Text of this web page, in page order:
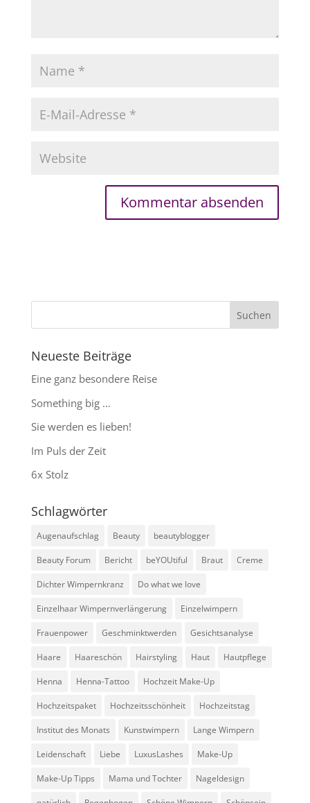
Neueste Beiträge
Eine ganz besondere Reise
Something big …
Sie werden es lieben!
Im Puls der Zeit
6x Stolz
Schlagwörter
Augenaufschlag Beauty beautyblogger
Beauty Forum Bericht beYOUtiful Braut Creme
Dichter Wimpernkranz Do what we love
Einzelhaar Wimpernverlängerung Einzelwimpern
Frauenpower Geschminktwerden Gesichtsanalyse
Haare Haareschön Hairstyling Haut Hautpflege
Henna Henna-Tattoo Hochzeit Make-Up
Hochzeitspaket Hochzeitsschönheit Hochzeitstag
Institut des Monats Kunstwimpern Lange Wimpern
Leidenschaft Liebe LuxusLashes Make-Up
Make-Up Tipps Mama und Tochter Nageldesign